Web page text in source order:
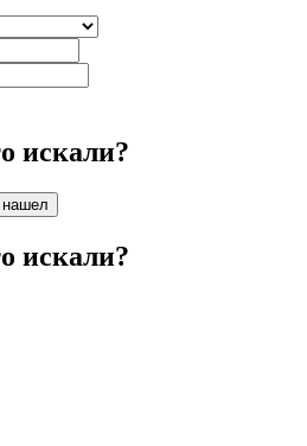
искали?
нашел
искали?